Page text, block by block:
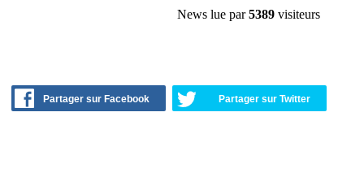
News lue par5389 visiteurs
Partager sur Facebook Partager sur Twitter